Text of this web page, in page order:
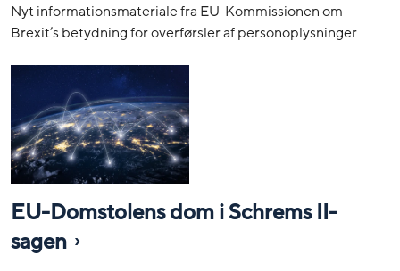
Nyt informationsmateriale fra EU-Kommissionen om
Brexit’s betydning for overførsler af personoplysninger
EU-Domstolens dom i Schrems II-
sagen